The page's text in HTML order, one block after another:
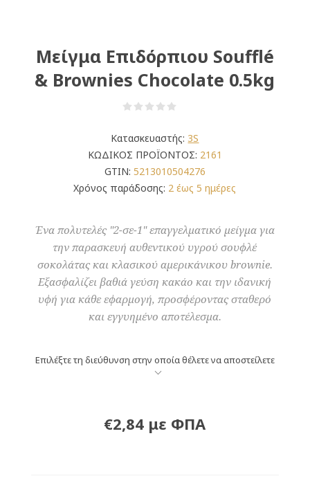
Μείγμα Επιδόρπιου Soufflé
& Brownies Chocolate 0.5kg
Κατασκευαστής: 3S
ΚΩΔΙΚΟΣ ΠΡΟΪΟΝΤΟΣ: 2161
GTIN: 5213010504276
Χρόνος παράδοσης: 2 έως 5 ημέρες
Ένα πολυτελές "2-σε-1" επαγγελματικό μείγμα για
την παρασκευή αυθεντικού υγρού σουφλέ
σοκολάτας και κλασικού αμερικάνικου brownie.
Εξασφαλίζει βαθιά γεύση κακάο και την ιδανική
υφή για κάθε εφαρμογή, προσφέροντας σταθερό
και εγγυημένο αποτέλεσμα.
Επιλέξτε τη διεύθυνση στην οποία θέλετε να αποστείλετε
€2,84 με ΦΠΑ